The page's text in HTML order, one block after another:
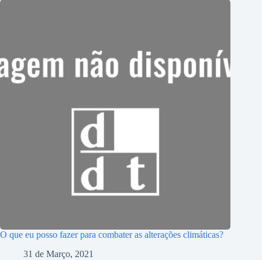
O que eu posso fazer para combater as alterações climáticas?
31 de Março, 2021